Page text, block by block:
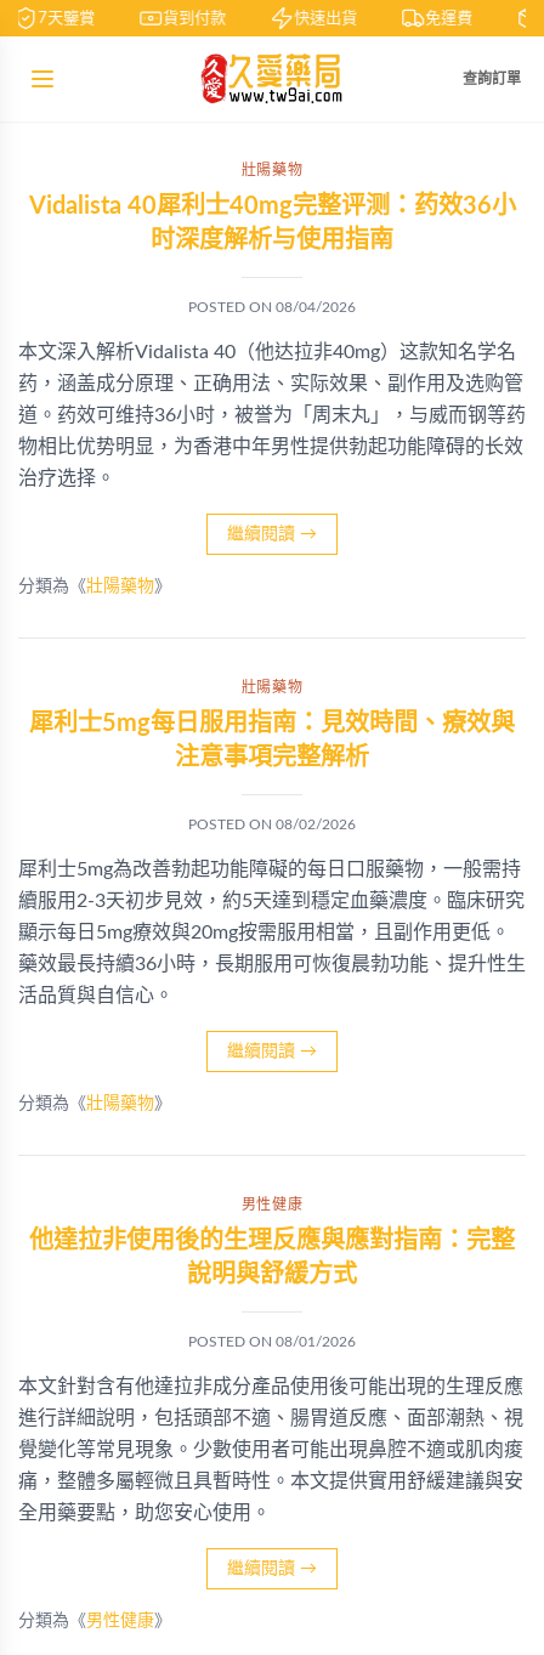
7天鑒賞 貨到付款 快速出貨 免運費
查詢訂單
壯陽藥物
Vidalista 40犀利士40mg完整评测：药效36小
时深度解析与使用指南
POSTED ON 08/04/2026
本文深入解析Vidalista 40（他达拉非40mg）这款知名学名
药，涵盖成分原理、正确用法、实际效果、副作用及选购管
道。药效可维持36小时，被誉为「周末丸」，与威而钢等药
物相比优势明显，为香港中年男性提供勃起功能障碍的长效
治疗选择。
繼續閱讀 →
分類為《壯陽藥物》
壯陽藥物
犀利士5mg每日服用指南：見效時間、療效與
注意事項完整解析
POSTED ON 08/02/2026
犀利士5mg為改善勃起功能障礙的每日口服藥物，一般需持
續服用2-3天初步見效，約5天達到穩定血藥濃度。臨床研究
顯示每日5mg療效與20mg按需服用相當，且副作用更低。
藥效最長持續36小時，長期服用可恢復晨勃功能、提升性生
活品質與自信心。
繼續閱讀 →
分類為《壯陽藥物》
男性健康
他達拉非使用後的生理反應與應對指南：完整
說明與舒緩方式
POSTED ON 08/01/2026
本文針對含有他達拉非成分產品使用後可能出現的生理反應
進行詳細說明，包括頭部不適、腸胃道反應、面部潮熱、視
覺變化等常見現象。少數使用者可能出現鼻腔不適或肌肉痠
痛，整體多屬輕微且具暫時性。本文提供實用舒緩建議與安
全用藥要點，助您安心使用。
繼續閱讀 →
分類為《男性健康》